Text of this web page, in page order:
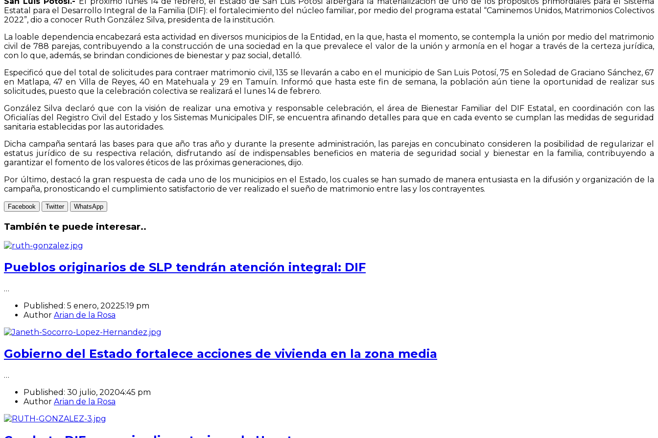
Estatal para el Desarrollo Integral de la Familia (DIF): el fortalecimiento del núcleo familiar, por medio del programa estatal “Caminemos Unidos, Matrimonios Colectivos
2022”, dio a conocer Ruth González Silva, presidenta de la institución.
La loable dependencia encabezará esta actividad en diversos municipios de la Entidad, en la que, hasta el momento, se contempla la unión por medio del matrimonio
civil de 788 parejas, contribuyendo a la construcción de una sociedad en la que prevalece el valor de la unión y armonía en el hogar a través de la certeza jurídica,
con lo que, además, se brindan condiciones de bienestar y paz social, detalló.
Especificó que del total de solicitudes para contraer matrimonio civil, 135 se llevarán a cabo en el municipio de San Luis Potosí, 75 en Soledad de Graciano Sánchez, 67
en Matlapa, 47 en Villa de Reyes, 40 en Matehuala y 29 en Tamuín. Informó que hasta este fin de semana, la población aún tiene la oportunidad de realizar sus
solicitudes, puesto que la celebración colectiva se realizará el lunes 14 de febrero.
González Silva declaró que con la visión de realizar una emotiva y responsable celebración, el área de Bienestar Familiar del DIF Estatal, en coordinación con las
Oficialías del Registro Civil del Estado y los Sistemas Municipales DIF, se encuentra afinando detalles para que en cada evento se cumplan las medidas de seguridad
sanitaria establecidas por las autoridades.
Dicha campaña sentará las bases para que año tras año y durante la presente administración, las parejas en concubinato consideren la posibilidad de regularizar el
estatus jurídico de su respectiva relación, disfrutando así de indispensables beneficios en materia de seguridad social y bienestar en la familia, contribuyendo a
garantizar el fomento de los valores éticos de las próximas generaciones, dijo.
Por último, destacó la gran respuesta de cada uno de los municipios en el Estado, los cuales se han sumado de manera entusiasta en la difusión y organización de la
campaña, pronosticando el cumplimiento satisfactorio de ver realizado el sueño de matrimonio entre las y los contrayentes.
Facebook Twitter WhatsApp
También te puede interesar..
Pueblos originarios de SLP tendrán atención integral: DIF
…
Published: 5 enero, 20225:19 pm
Author Arian de la Rosa
Gobierno del Estado fortalece acciones de vivienda en la zona media
…
Published: 30 julio, 20204:45 pm
Author Arian de la Rosa